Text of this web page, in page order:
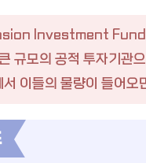
Investment Fund｣
규모의 공적 투자기관
이들의 물량이 들어오